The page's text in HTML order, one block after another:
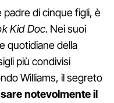
padre di cinque figli, è
Kid Doc. Nei suoi
quotidiane della
più condivisi
Williams, il segreto
notevolmente il